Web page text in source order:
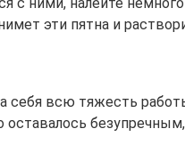
эти пятна и
себя всю тяжесть